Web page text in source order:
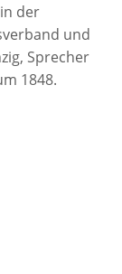
der
und
Sprecher
1848.